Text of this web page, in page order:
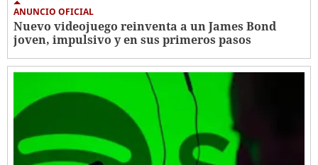
ANUNCIO OFICIAL
Nuevo videojuego reinventa a un James Bond
joven, impulsivo y en sus primeros pasos